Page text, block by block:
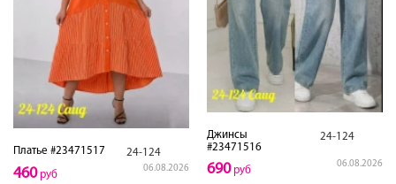
Платье #23471517 24-124
06.08.2026
460руб
Джинсы
#23471516
24-124
06.08.2026
690руб